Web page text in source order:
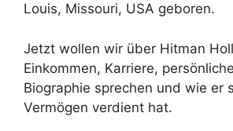
Louis, Missouri, USA geboren.
Jetzt wollen wir über Hitman
Einkommen, Karriere,
Biographie sprechen und wie er
Vermögen verdient hat.